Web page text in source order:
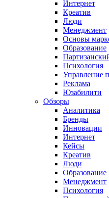
Интернет
Креатив
Люди
Менеджмент
Основы
Образование
Психология
Управление
Реклама
Юзабилити
Обзоры
Аналитика
Бренды
Инновации
Интернет
Кейсы
Креатив
Люди
Образование
Менеджмент
Психология